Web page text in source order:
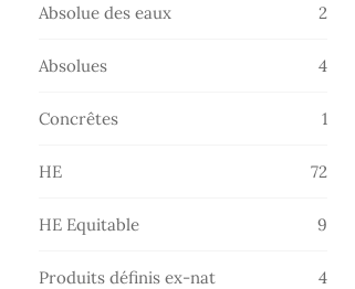
Absolue des eaux 2
Absolues
44
Concrêtes
1
HE
72
HE Equitable
9
Produits définis ex-nat
44